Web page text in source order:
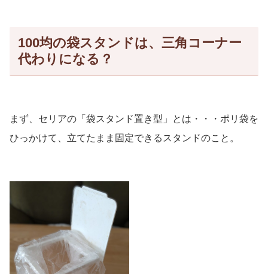
100均の袋スタンドは、三角コーナー
代わりになる？
まず、セリアの「袋スタンド置き型」とは・・・ポリ袋を
ひっかけて、立てたまま固定できるスタンドのこと。